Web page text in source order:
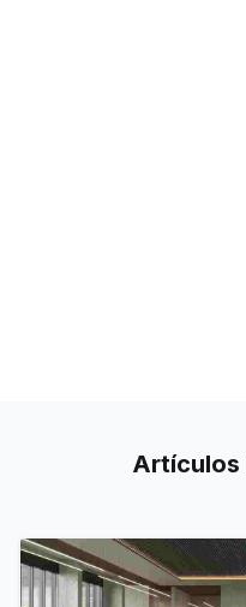
Artículos